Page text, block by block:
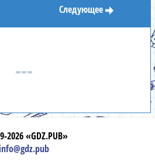
Следующее
2026 «GDZ.PUB»
info@gdz.pub